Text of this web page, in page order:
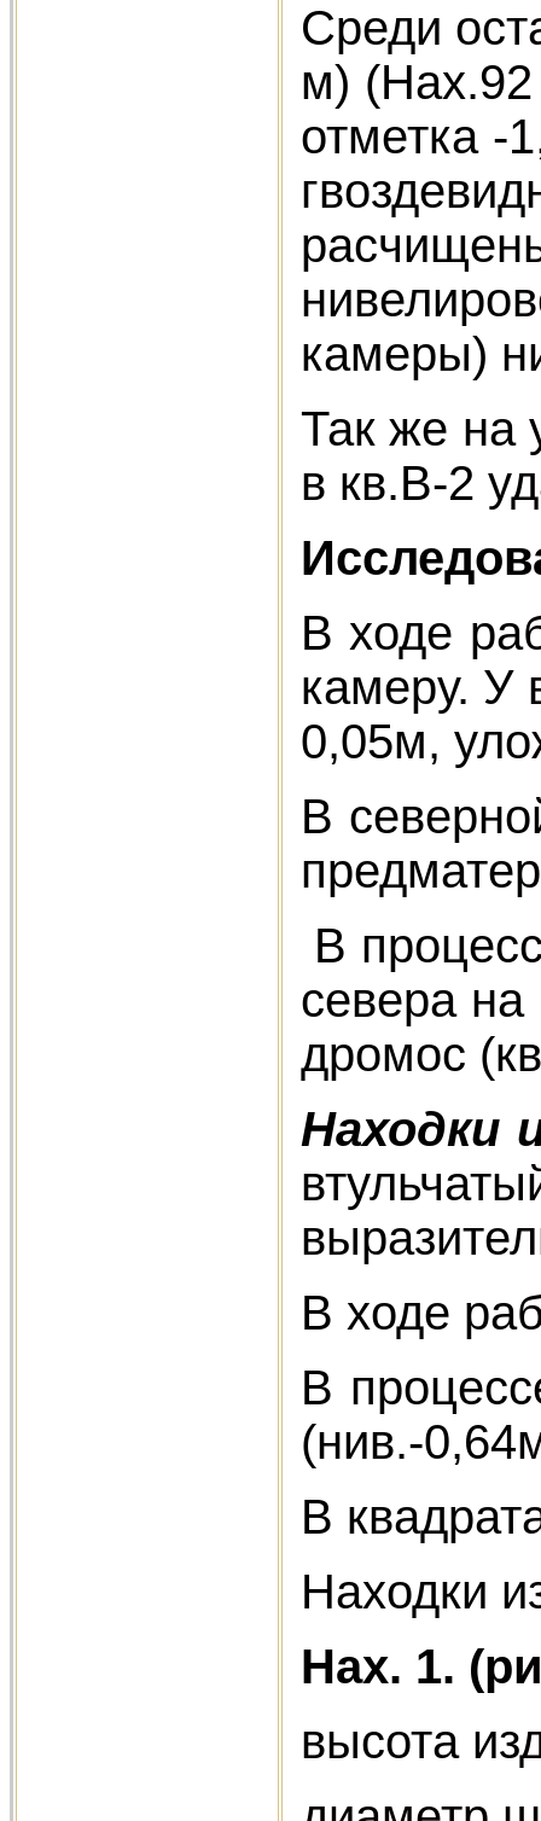
Среди
м) (Нах.92
отметка -
камеры)
Так же на
в кв.В-2
В ходе
камеру. У
0,05м,
В
В
севера
дромос
Находки
В ходе
В
(нив.-
В
Находки
Нах. 1.
высота